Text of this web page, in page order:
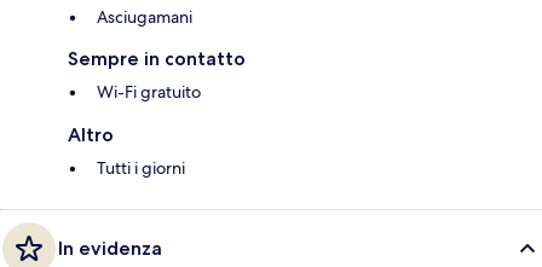
Asciugamani
Sempre in contatto
Wi-Fi gratuito
Altro
Tutti i giorni
In evidenza